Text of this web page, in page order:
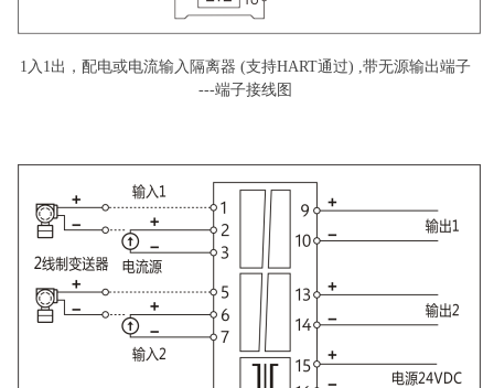
1入1出，配电或电流输入隔离器 (支持HART通过) ,带无源输出端子
---端子接线图